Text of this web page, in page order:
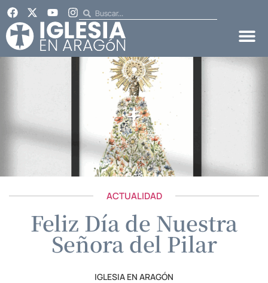
ACTUALIDAD
Feliz Día de Nuestra
Señora del Pilar
IGLESIA EN ARAGÓN